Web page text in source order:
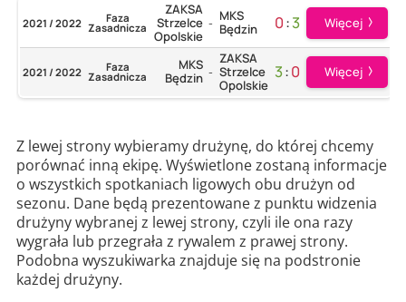
2021 / 2022 Faza
Zasadnicza
ZAKSA
Strzelce
Opolskie
- MKS
Będzin
0:3 Więcej
2021 / 2022 Faza
Zasadnicza
MKS
Będzin -
ZAKSA
Strzelce
Opolskie
3:0 Więcej
Z lewej strony wybieramy drużynę, do której chcemy
porównać inną ekipę. Wyświetlone zostaną informacje
o wszystkich spotkaniach ligowych obu drużyn od
sezonu. Dane będą prezentowane z punktu widzenia
drużyny wybranej z lewej strony, czyli ile ona razy
wygrała lub przegrała z rywalem z prawej strony.
Podobna wyszukiwarka znajduje się na podstronie
każdej drużyny.